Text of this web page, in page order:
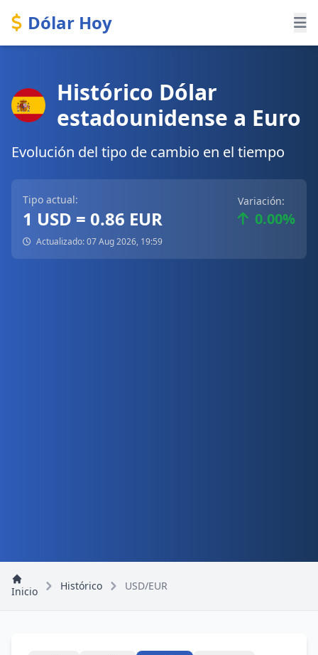
Dólar Hoy
Histórico Dólar
estadounidense a Euro
Evolución del tipo de cambio en el tiempo
Tipo actual:
1 USD = 0.86 EUR
Variación:
0.00%
Actualizado: 07 Aug 2026, 19:59
Inicio Histórico USD/EUR